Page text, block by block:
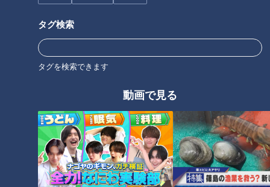
タグ検索
タグを検索できます
動画で見る
9000店から選ぶ東海3県「好き
な麺の店ランキング」！第10位
から第6位まで発表 新幹線ホー
ムにあるきしめん店もランクイ
モチモチの秘密は生地にあ
り！“パンの神様”が作る「ゴー
ルド食パン」とは？名古屋のパ
ン店ランキング第10位～第7位